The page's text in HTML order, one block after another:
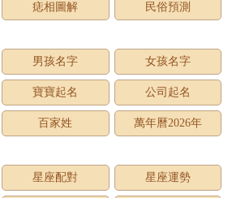
痣相圖解 民俗預測
男孩名字 女孩名字
寶寶起名 公司起名
百家姓 萬年曆2026年
星座配對 星座運勢